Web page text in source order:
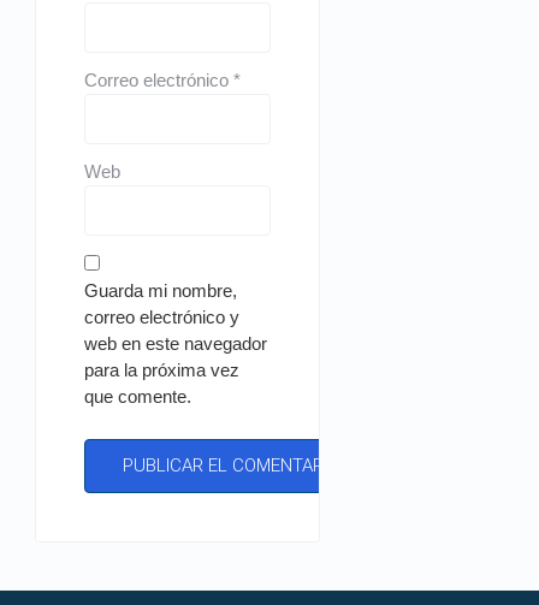
Correo electrónico*
Web
Guarda mi nombre,
correo electrónico y
web en este navegador
para la próxima vez
que comente.